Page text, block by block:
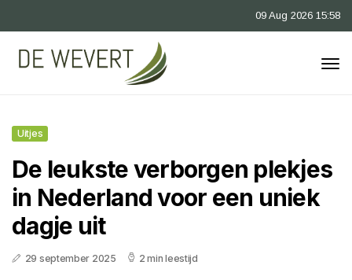
09 Aug 2026 15:58
Uitjes
De leukste verborgen plekjes
in Nederland voor een uniek
dagje uit
29 september 2025 2 min leestijd